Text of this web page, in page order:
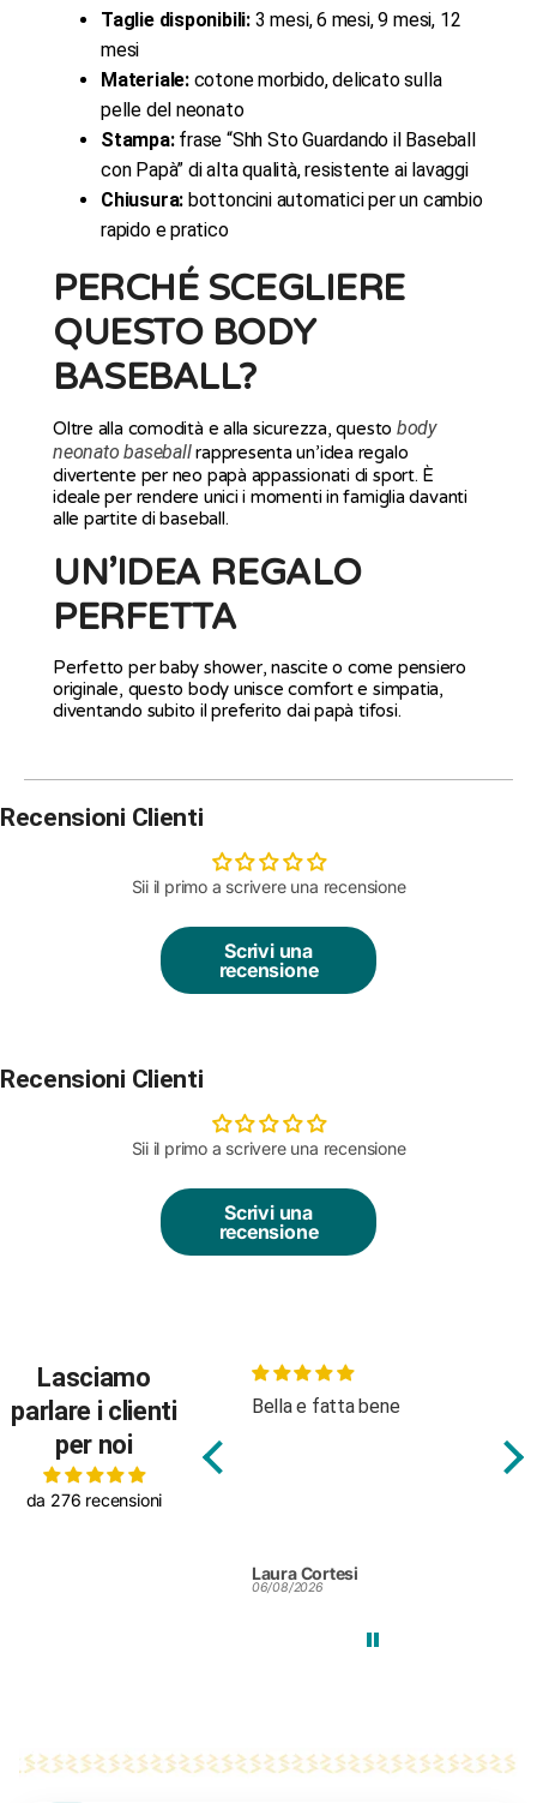
Taglie disponibili: 3 mesi, 6 mesi, 9 mesi, 12
mesi
Materiale:cotone morbido, delicato sulla
pelle del neonato
Stampa:frase “Shh Sto Guardando il Baseball
con Papà” di alta qualità, resistente ai lavaggi
Chiusura: bottoncini automatici per un cambio
rapido e pratico
PERCHÉ SCEGLIERE
QUESTO BODY
BASEBALL?
Oltre alla comodità e alla sicurezza, questo body
neonato baseballrappresenta un’idea regalo
divertente per neo papà appassionati di sport. È
ideale per rendere unici i momenti in famiglia davanti
alle partite di baseball.
UN’IDEA REGALO
PERFETTA
Perfetto per baby shower, nascite o come pensiero
originale, questo body unisce comfort e simpatia,
diventando subito il preferito dai papà tifosi.
Recensioni Clienti
Sii il primo a scrivere una recensione
Scrivi una
recensione
Recensioni Clienti
Sii il primo a scrivere una recensione
Scrivi una
recensione
Lasciamo
parlare i clienti
per noi
da 276 recensioni
Bella e fatta bene
Laura Cortesi
06/08/2026